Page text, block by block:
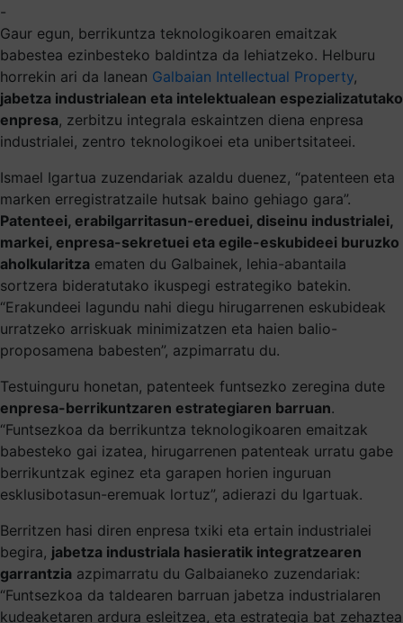
-
Gaur egun, berrikuntza teknologikoaren emaitzak
babestea ezinbesteko baldintza da lehiatzeko. Helburu
horrekin ari da lanean Galbaian Intellectual Property,
jabetza industrialean eta intelektualean espezializatutako
enpresa, zerbitzu integrala eskaintzen diena enpresa
industrialei, zentro teknologikoei eta unibertsitateei.
Ismael Igartua zuzendariak azaldu duenez, “patenteen eta
marken erregistratzaile hutsak baino gehiago gara”.
Patenteei, erabilgarritasun-ereduei, diseinu industrialei,
markei, enpresa-sekretuei eta egile-eskubideei buruzko
aholkularitza ematen du Galbainek, lehia-abantaila
sortzera bideratutako ikuspegi estrategiko batekin.
“Erakundeei lagundu nahi diegu hirugarrenen eskubideak
urratzeko arriskuak minimizatzen eta haien balio-
proposamena babesten”, azpimarratu du.
Testuinguru honetan, patenteek funtsezko zeregina dute
enpresa-berrikuntzaren estrategiaren barruan.
“Funtsezkoa da berrikuntza teknologikoaren emaitzak
babesteko gai izatea, hirugarrenen patenteak urratu gabe
berrikuntzak eginez eta garapen horien inguruan
esklusibotasun-eremuak lortuz”, adierazi du Igartuak.
Berritzen hasi diren enpresa txiki eta ertain industrialei
begira, jabetza industriala hasieratik integratzearen
garrantzia azpimarratu du Galbaianeko zuzendariak:
“Funtsezkoa da taldearen barruan jabetza industrialaren
kudeaketaren ardura esleitzea, eta estrategia bat zehaztea